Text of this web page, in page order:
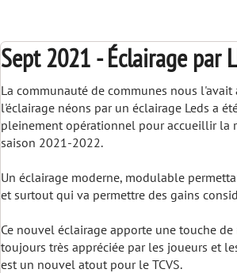
Sept 2021 - Éclairage par
La communauté de communes nous
l'éclairage néons par un éclairage Leds a
pleinement opérationnel pour accueillir la
saison 2021-2022.
Un éclairage moderne, modulable
et surtout qui va permettre des gains
Ce nouvel éclairage apporte une touche
toujours très appréciée par les joueurs et
est un nouvel atout pour le TCVS.